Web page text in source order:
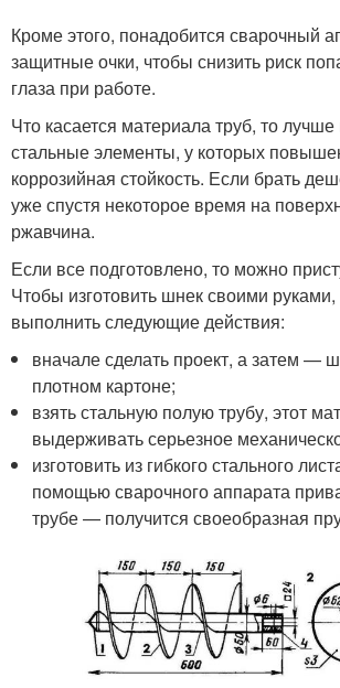
Кроме этого, понадобится сварочный
защитные очки, чтобы снизить риск
глаза при работе.
Что касается материала труб, то
стальные элементы, у которых
коррозийная стойкость. Если брать
уже спустя некоторое время на
ржавчина.
Если все подготовлено, то можно
Чтобы изготовить шнек своими
выполнить следующие действия:
вначале сделать проект, а затем —
плотном картоне;
взять стальную полую трубу, этот
выдерживать серьезное
изготовить из гибкого стального
помощью сварочного аппарата
трубе — получится своеобразная